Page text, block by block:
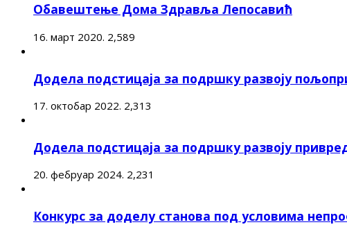
Обавештење Дома Здравља Лепосавић
16. март 2020. 2,589
Додела подстицаја за подршку развоју
17. октобар 2022. 2,313
Додела подстицаја за подршку развоју
20. фебруар 2024. 2,231
Конкурс за доделу станова под условима